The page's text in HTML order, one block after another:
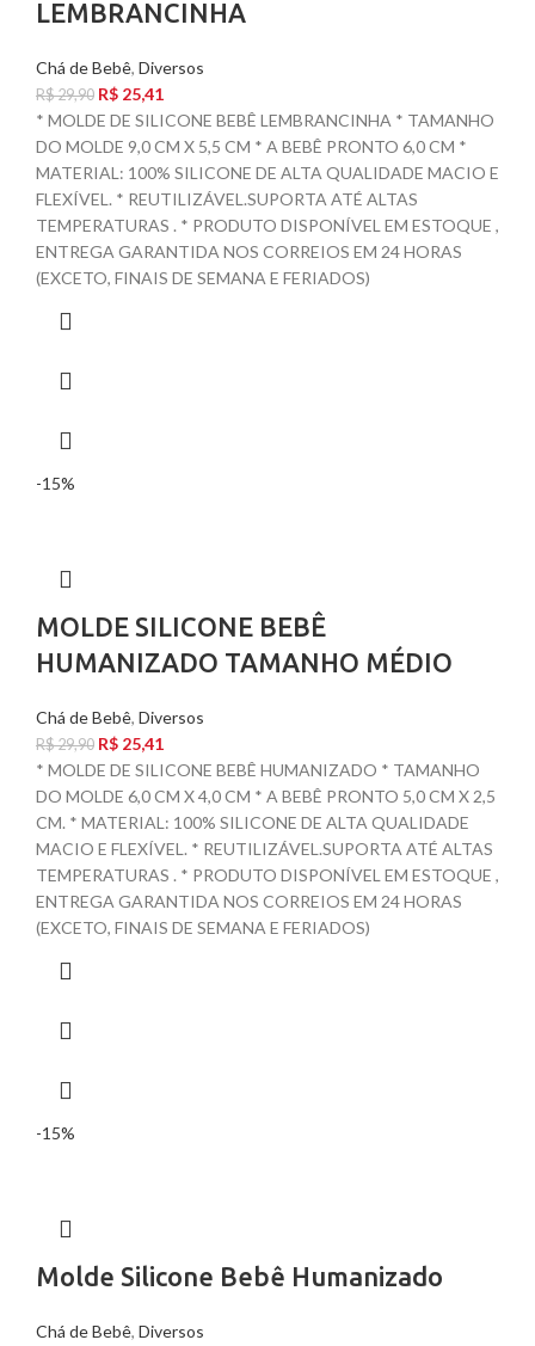
LEMBRANCINHA
Chá de Bebê, Diversos
R$29,90 R$ 25,41
* MOLDE DE SILICONE BEBÊ LEMBRANCINHA * TAMANHO
DO MOLDE 9,0 CM X 5,5 CM * A BEBÊ PRONTO 6,0 CM *
MATERIAL: 100% SILICONE DE ALTA QUALIDADE MACIO E
FLEXÍVEL. * REUTILIZÁVEL.SUPORTA ATÉ ALTAS
TEMPERATURAS . * PRODUTO DISPONÍVEL EM ESTOQUE ,
ENTREGA GARANTIDA NOS CORREIOS EM 24 HORAS
(EXCETO, FINAIS DE SEMANA E FERIADOS)
-15%
MOLDE SILICONE BEBÊ
HUMANIZADO TAMANHO MÉDIO
Chá de Bebê, Diversos
R$29,90 R$ 25,41
* MOLDE DE SILICONE BEBÊ HUMANIZADO * TAMANHO
DO MOLDE 6,0 CM X 4,0 CM * A BEBÊ PRONTO 5,0 CM X 2,5
CM. * MATERIAL: 100% SILICONE DE ALTA QUALIDADE
MACIO E FLEXÍVEL. * REUTILIZÁVEL.SUPORTA ATÉ ALTAS
TEMPERATURAS . * PRODUTO DISPONÍVEL EM ESTOQUE ,
ENTREGA GARANTIDA NOS CORREIOS EM 24 HORAS
(EXCETO, FINAIS DE SEMANA E FERIADOS)
-15%
Molde Silicone Bebê Humanizado
Chá de Bebê, Diversos